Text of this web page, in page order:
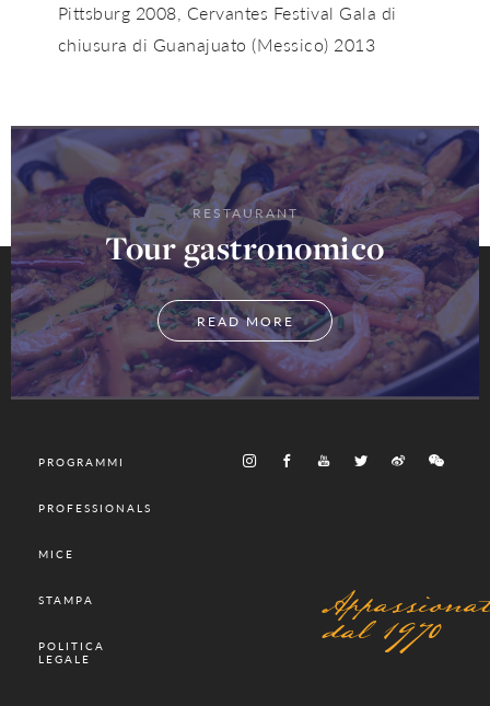
Pittsburg 2008, Cervantes Festival Gala di
chiusura di Guanajuato (Messico) 2013
RESTAURANT
Tour gastronomico
READ MORE
PROGRAMMI
PROFESSIONALS
MICE
STAMPA
POLITICA
LEGALE
dal 1970